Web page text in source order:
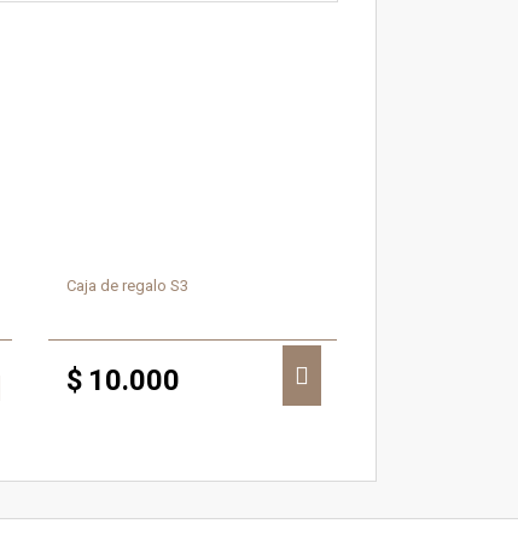
Caja de regalo S3
$ 10.000